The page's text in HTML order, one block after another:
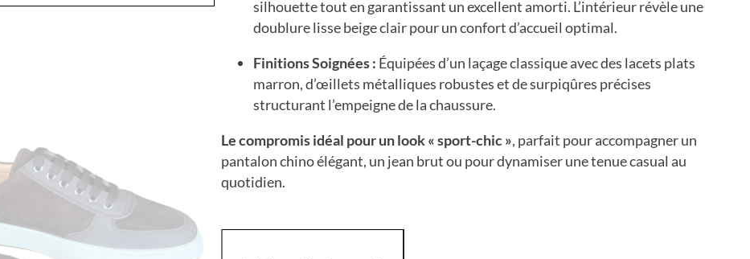
silhouette tout en garantissant un excellent amorti. L’intérieur révèle une
doublure lisse beige clair pour un confort d’accueil optimal.
Finitions Soignées : Équipées d’un laçage classique avec des lacets plats
marron, d’œillets métalliques robustes et de surpiqûres précises
structurant l’empeigne de la chaussure.
Le compromis idéal pour un look « sport-chic », parfait pour accompagner un
pantalon chino élégant, un jean brut ou pour dynamiser une tenue casual au
quotidien.